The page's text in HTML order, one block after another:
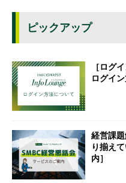
ピックアップ
［ログ
ログイ
経営課
り揃え
内］